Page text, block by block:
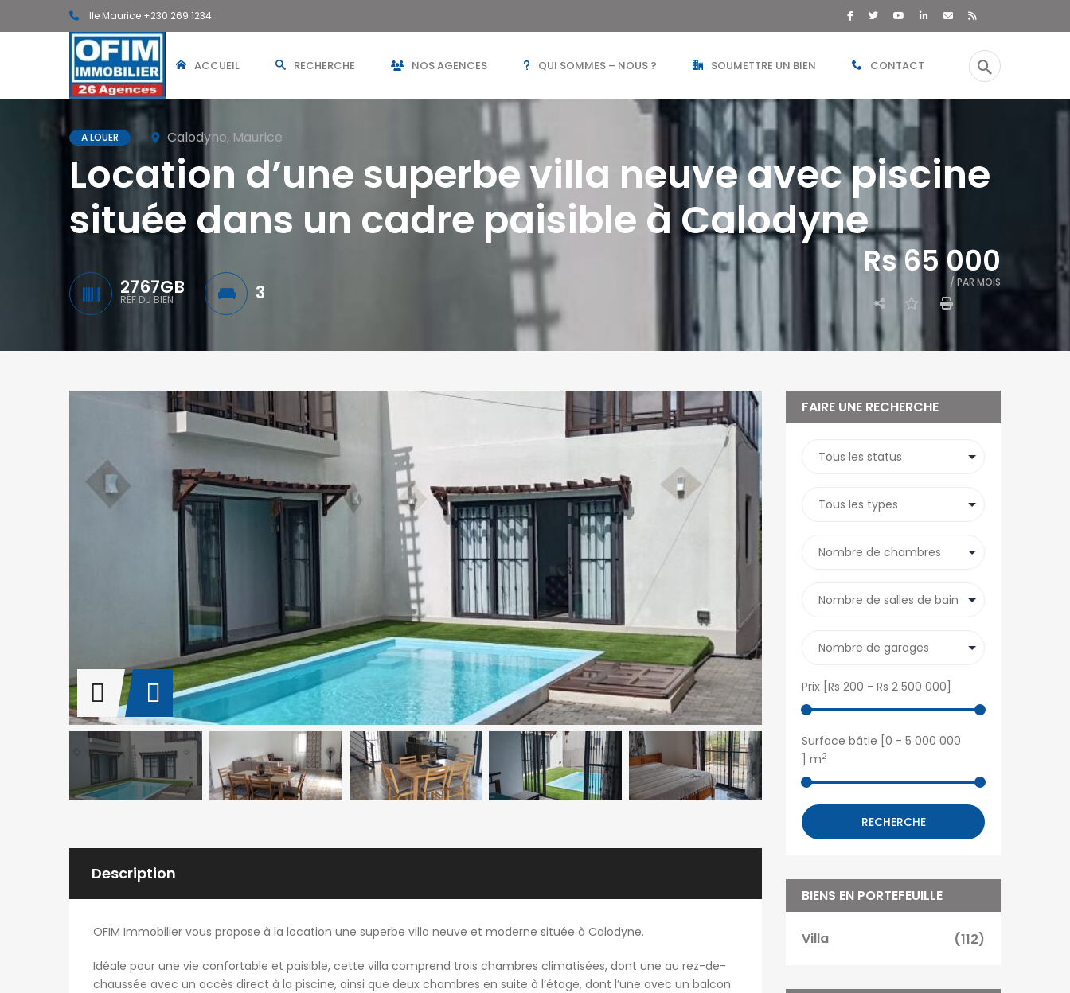
Ile Maurice +230 269 1234
ACCUEIL RECHERCHE NOS AGENCES QUI SOMMES – NOUS ? SOUMETTRE UN BIEN CONTACT
A LOUER Calodyne, Maurice
Location d’une superbe villa neuve avec piscine
située dans un cadre paisible à Calodyne
2767GB
RÉF DU BIEN 3
Rs 65 000
/ PAR MOIS
Description
OFIM Immobilier vous propose à la location une superbe villa neuve et moderne située à Calodyne.
Idéale pour une vie confortable et paisible, cette villa comprend trois chambres climatisées, dont une au rez-de-
chaussée avec un accès direct à la piscine, ainsi que deux chambres en suite à l’étage, dont l’une avec un balcon
FAIRE UNE RECHERCHE
Prix [ Rs 200 - Rs 2 500 000
Surface bâtie [ 0 - 5 000 000
] m2
RECHERCHE
BIENS EN PORTEFEUILLE
Villa (112)